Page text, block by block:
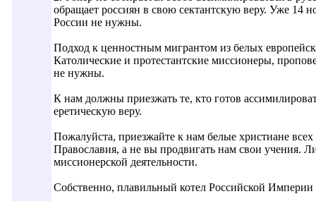
обращает россиян в свою сектантскую веру. Уже 14
России не нужны.
Подход к ценностным мигрантом из белых
Католические и протестантские миссионеры,
не нужны.
К нам должны приезжать те, кто готов
еретическую веру.
Пожалуйста, приезжайте к нам белые христиане
Православия, а не вы продвигать нам свои учения.
миссионерской деятельности.
Собственно, плавильный котел Российской